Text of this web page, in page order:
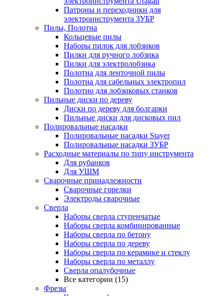
Патроны и переходники для
электроинструмента ЗУБР
Пилы, Полотна
Кольцевые пилы
Наборы пилок для лобзиков
Пилки для ручного лобзика
Пилки для электролобзика
Полотна для ленточной пилы
Полотна для сабельных электропил
Полотно для лобзиковых станков
Пильные диски по дереву
Диски по дереву для болгарки
Пильные диски для дисковых пил
Полировальные насадки
Полировальные насадки Stayer
Полировальные насадки ЗУБР
Расходные материалы по типу инструмента
Для рубанков
Для УШМ
Сварочные принадлежности
Сварочные горелки
Электроды сварочные
Сверла
Наборы cверла ступенчатые
Наборы сверла комбинированные
Наборы сверла по бетону
Наборы сверла по дереву
Наборы сверла по керамике и стеклу
Наборы сверла по металлу
Сверла опалубочные
Все категории (15)
Фрезы